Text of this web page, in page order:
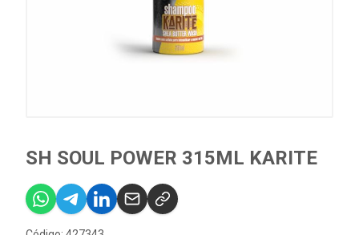
SH SOUL POWER 315ML KARITE